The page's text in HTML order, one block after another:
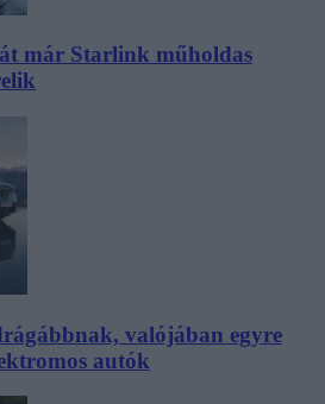
már Starlink műholdas
valójában egyre
autók